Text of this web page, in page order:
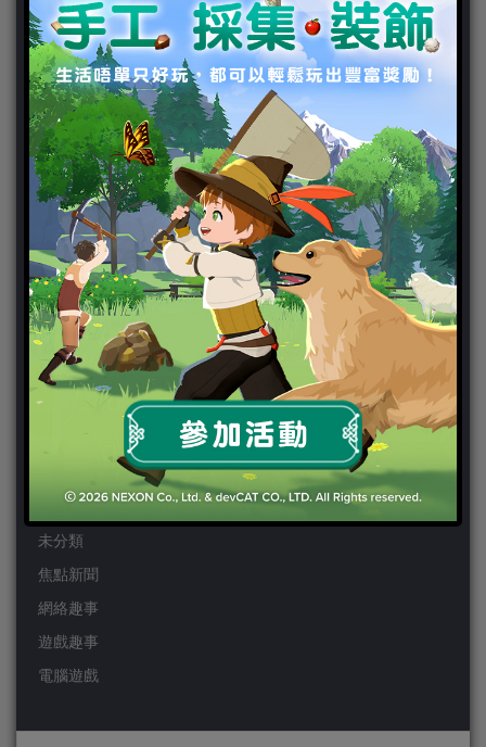
官方虛寶
家用遊戲
3DS
PC
PS VITA
PS3
PS4
PSP
Wii
Wiiu
XBOX ONE
XBOX360
未分類
焦點新聞
網絡趣事
遊戲趣事
電腦遊戲